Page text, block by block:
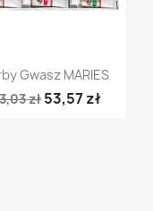
Szybki podgląd
Gwasz MARIES
zł 53,57 zł